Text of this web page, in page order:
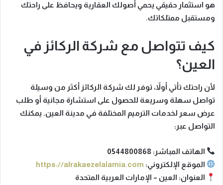
هو استثمار حقيقي يحمي أصولك العقارية ويحافظ على راحتك
ومستقبل ممتلكاتك.
كيف تتواصل مع شركة الركائز في
العين؟
لأن راحتك تأتي أولاً، توفر لك شركة الركائز أكثر من وسيلة
تواصل سهلة وسريعة للحصول على استشارة مجانية أو طلب
عرض سعر لخدمات الترميم المختلفة في مدينة العين. يمكنك
التواصل عبر:
الهاتف المباشر : 0544800868
الموقع الإلكتروني:
https://alrakaezelalamia.com
العنوان: العين – الإمارات العربية المتحدة